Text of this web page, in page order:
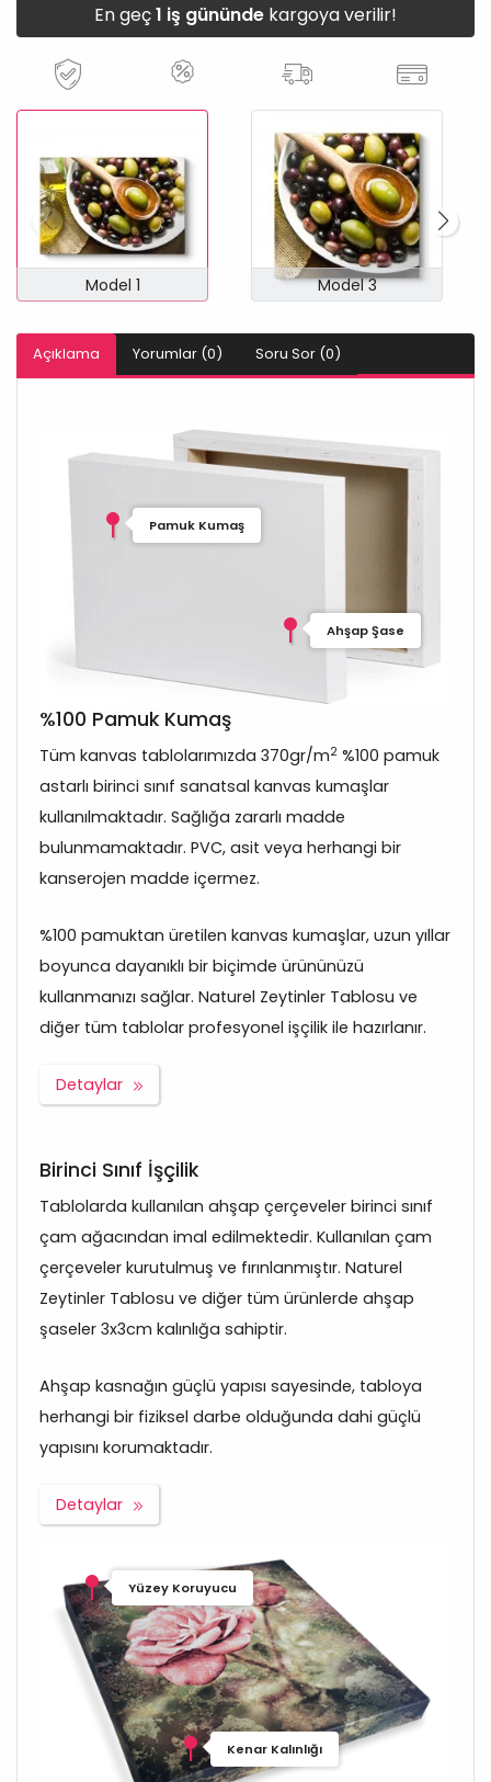
En geç1 iş gününde kargoya verilir!
Model 1 Model 3
Açıklama Yorumlar (0) Soru Sor (0)
Pamuk Kumaş
Ahşap Şase
%100 Pamuk Kumaş
Tüm kanvas tablolarımızda 370gr/m2 %100 pamuk
astarlı birinci sınıf sanatsal kanvas kumaşlar
kullanılmaktadır. Sağlığa zararlı madde
bulunmamaktadır. PVC, asit veya herhangi bir
kanserojen madde içermez.
%100 pamuktan üretilen kanvas kumaşlar, uzun yıllar
boyunca dayanıklı bir biçimde ürününüzü
kullanmanızı sağlar. Naturel Zeytinler Tablosu ve
diğer tüm tablolar profesyonel işçilik ile hazırlanır.
Detaylar
Birinci Sınıf İşçilik
Tablolarda kullanılan ahşap çerçeveler birinci sınıf
çam ağacından imal edilmektedir. Kullanılan çam
çerçeveler kurutulmuş ve fırınlanmıştır. Naturel
Zeytinler Tablosu ve diğer tüm ürünlerde ahşap
şaseler 3x3cm kalınlığa sahiptir.
Ahşap kasnağın güçlü yapısı sayesinde, tabloya
herhangi bir fiziksel darbe olduğunda dahi güçlü
yapısını korumaktadır.
Detaylar
Yüzey Koruyucu
Kenar Kalınlığı